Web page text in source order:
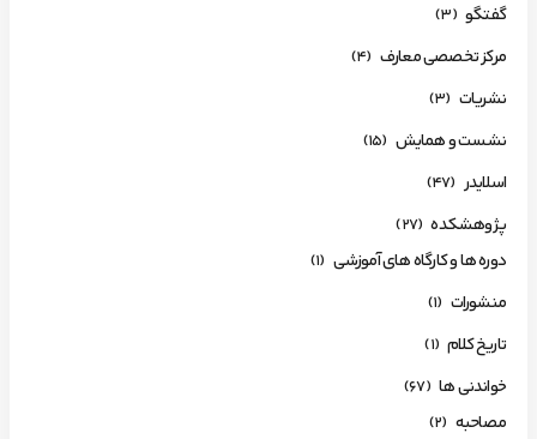
گفتگو (3)
مرکز تخصصی معارف (4)
نشریات (3)
نشست و همایش (15)
اسلایدر (47)
پژوهشکده (27)
دوره ها و کارگاه های آموزشی (1)
منشورات (1)
تاریخ کلام (1)
خواندنی ها (67)
مصاحبه (2)